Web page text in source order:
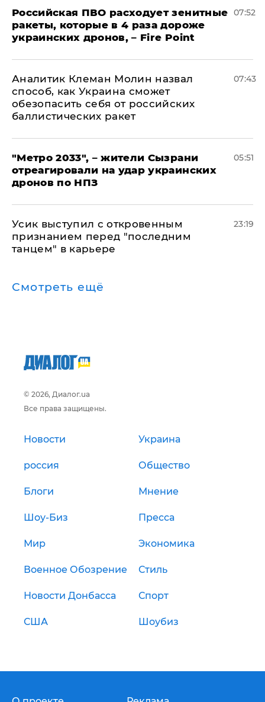
Российская ПВО расходует зенитные
ракеты, которые в 4 раза дороже
украинских дронов, – Fire Point
07:52
Аналитик Клеман Молин назвал
способ, как Украина сможет
обезопасить себя от российских
баллистических ракет
07:43
"Метро 2033", – жители Сызрани
отреагировали на удар украинских
дронов по НПЗ
05:51
Усик выступил с откровенным
признанием перед "последним
танцем" в карьере
23:19
Смотреть ещё
© 2026, Диалог.ua
Все права защищены.
Новости Украина
россия Общество
Блоги Мнение
Шоу-Биз Пресса
Мир Экономика
Военное Обозрение Стиль
Новости Донбасса Спорт
США Шоубиз